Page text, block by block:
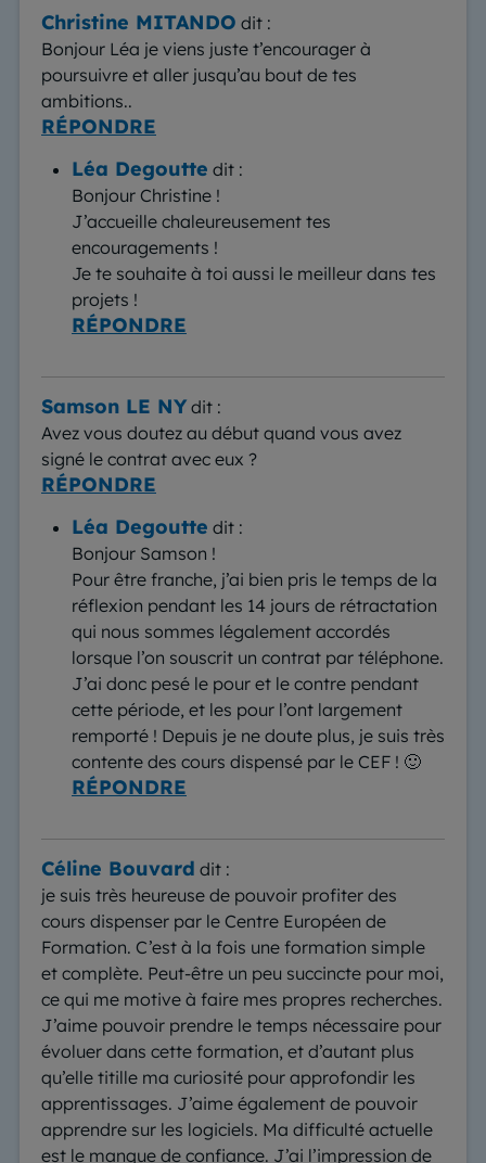
Christine MITANDO dit :
Bonjour Léa je viens juste t’encourager à
poursuivre et aller jusqu’au bout de tes
ambitions..
RÉPONDRE
Léa Degoutte dit :
Bonjour Christine !
J’accueille chaleureusement tes
encouragements !
Je te souhaite à toi aussi le meilleur dans tes
projets !
RÉPONDRE
Samson LE NY dit :
Avez vous doutez au début quand vous avez
signé le contrat avec eux ?
RÉPONDRE
Léa Degoutte dit :
Bonjour Samson !
Pour être franche, j’ai bien pris le temps de la
réflexion pendant les 14 jours de rétractation
qui nous sommes légalement accordés
lorsque l’on souscrit un contrat par téléphone.
J’ai donc pesé le pour et le contre pendant
cette période, et les pour l’ont largement
remporté ! Depuis je ne doute plus, je suis très
contente des cours dispensé par le CEF ! 🙂
RÉPONDRE
Céline Bouvard dit :
je suis très heureuse de pouvoir profiter des
cours dispenser par le Centre Européen de
Formation. C’est à la fois une formation simple
et complète. Peut-être un peu succincte pour moi,
ce qui me motive à faire mes propres recherches.
J’aime pouvoir prendre le temps nécessaire pour
évoluer dans cette formation, et d’autant plus
qu’elle titille ma curiosité pour approfondir les
apprentissages. J’aime également de pouvoir
apprendre sur les logiciels. Ma difficulté actuelle
est le manque de confiance. J’ai l’impression de